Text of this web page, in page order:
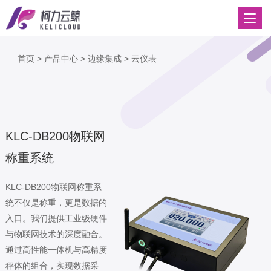
首页> 产品中心> 边缘集成> 云仪表
KLC-DB200物联网
称重系统
KLC-DB200物联网称重系
统不仅是称重，更是数据的
入口。我们提供工业级硬件
与物联网技术的深度融合。
通过高性能一体机与高精度
秤体的组合，实现数据采